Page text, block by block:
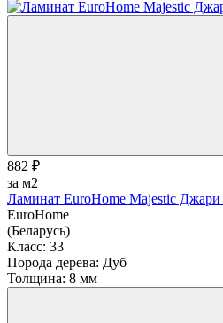
882 ₽
за м2
Ламинат EuroHome Majestic Джари
EuroHome
(Беларусь)
Класс: 33
Порода дерева: Дуб
Толщина: 8 мм